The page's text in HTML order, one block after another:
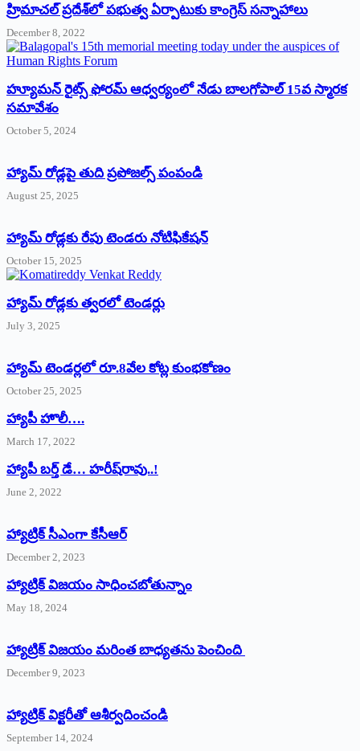
‌హ్రిమాచల్‌ ‌ప్రదేశ్‌లో పభుత్వ ఏర్పాటుకు కాంగ్రెస్‌ ‌సన్నాహాలు
December 8, 2022
హ్యూమన్‌ రైట్స్‌ ఫోరమ్‌ ఆధ్వర్యంలో నేడు బాలగోపాల్‌ 15వ స్మారక
సమావేశం
October 5, 2024
హ్యామ్‌ రోడ్లపై తుది ప్రపోజల్స్‌ పంపండి
August 25, 2025
హ్యామ్‌ రోడ్లకు రేపు టెండరు నోటిఫికేషన్‌
October 15, 2025
హ్యామ్‌ రోడ్లకు త్వరలో టెండర్లు
July 3, 2025
హ్యామ్‌ ‌టెండర్లలో రూ.8వేల కోట్ల కుంభకోణం
October 25, 2025
హ్యాపీ హొలీ….
March 17, 2022
హ్యాపీ బర్త్ ‌డే… హరీష్‌రావు..!
June 2, 2022
హ్యాట్రిక్‌ ‌సీఎంగా కేసీఆర్‌
December 2, 2023
హ్యాట్రిక్‌ విజయం సాధించబోతున్నాం
May 18, 2024
హ్యాట్రిక్ విజయం మరింత బాధ్యతను పెంచింది
December 9, 2023
హ్యాట్రిక్‌ ‌విక్టరీతో ఆశీర్వదించండి
September 14, 2024